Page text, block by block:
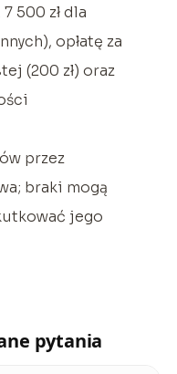
500 zł dla
opłatę za
(200 zł) oraz
przez
braki mogą
jego
pytania